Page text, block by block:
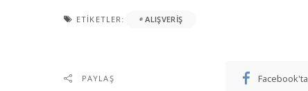
ETIKETLER: ALIŞVERIŞ
PAYLAŞ